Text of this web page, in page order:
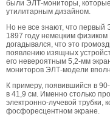
были ЭЛТ-мониторы,
утилитарным дизайном.
Но не все знают, что
1897 году немецким
догадывался, что это
появлению изящных
его невероятным 5,2-мм
мониторов ЭЛТ-модели
К примеру, появившийся в
в 41,9 см. Именно столько
электронно-лучевой трубки,
фосфоресцентном экране.